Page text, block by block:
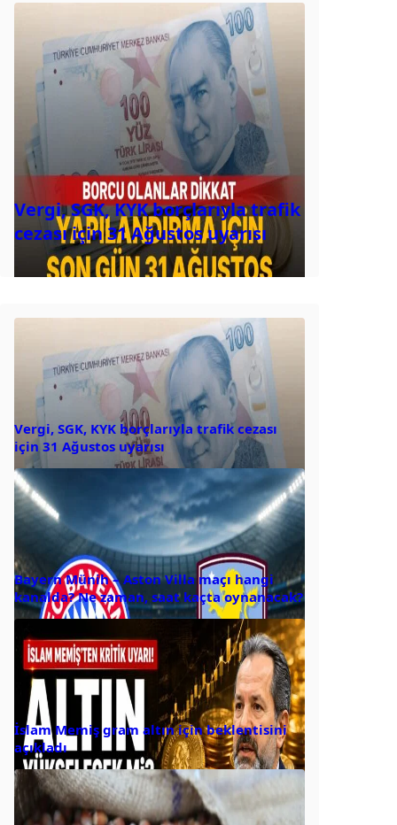
Vergi, SGK, KYK borçlarıyla trafik
cezası için 31 Ağustos uyarısı
Vergi, SGK, KYK borçlarıyla trafik cezası
için 31 Ağustos uyarısı
Bayern Münih – Aston Villa maçı hangi
kanalda? Ne zaman, saat kaçta oynanacak?
İslam Memiş gram altın için beklentisini
açıkladı